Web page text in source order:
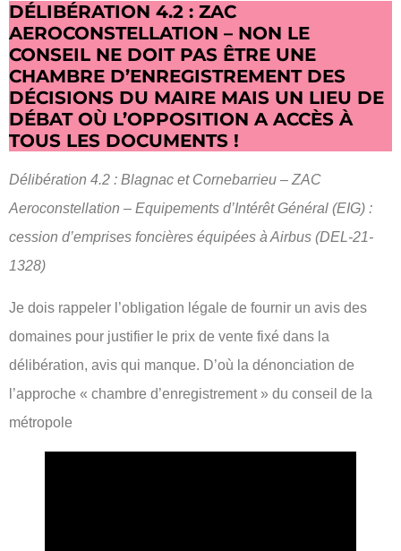
DÉLIBÉRATION 4.2 : ZAC
AEROCONSTELLATION – NON LE
CONSEIL NE DOIT PAS ÊTRE UNE
CHAMBRE D’ENREGISTREMENT DES
DÉCISIONS DU MAIRE MAIS UN LIEU DE
DÉBAT OÙ L’OPPOSITION A ACCÈS À
TOUS LES DOCUMENTS !
Délibération 4.2 : Blagnac et Cornebarrieu – ZAC
Aeroconstellation – Equipements d’Intérêt Général (EIG) :
cession d’emprises foncières équipées à Airbus (DEL-21-
1328)
Je dois rappeler l’obligation légale de fournir un avis des
domaines pour justifier le prix de vente fixé dans la
délibération, avis qui manque. D’où la dénonciation de
l’approche « chambre d’enregistrement » du conseil de la
métropole